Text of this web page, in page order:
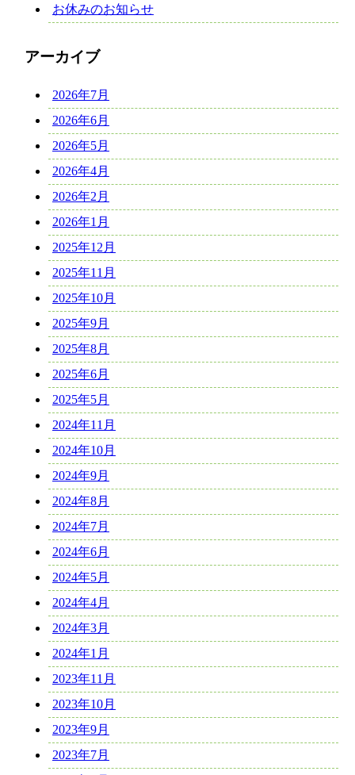
お休みのお知らせ
アーカイブ
2026年7月
2026年6月
2026年5月
2026年4月
2026年2月
2026年1月
2025年12月
2025年11月
2025年10月
2025年9月
2025年8月
2025年6月
2025年5月
2024年11月
2024年10月
2024年9月
2024年8月
2024年7月
2024年6月
2024年5月
2024年4月
2024年3月
2024年1月
2023年11月
2023年10月
2023年9月
2023年7月